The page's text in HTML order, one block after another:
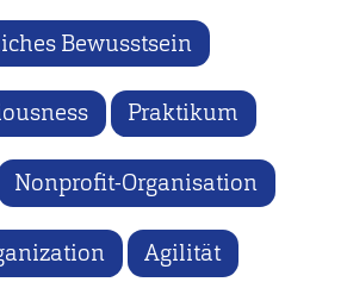
Bewusstsein
Praktikum
Nonprofit-Organisation
Agilität